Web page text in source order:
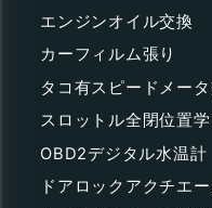
エンジンオイル交換
カーフィルム張り
タコ有スピードメー
スロットル全閉位置
OBD2デジタル水温計
ドアロックアクチエ